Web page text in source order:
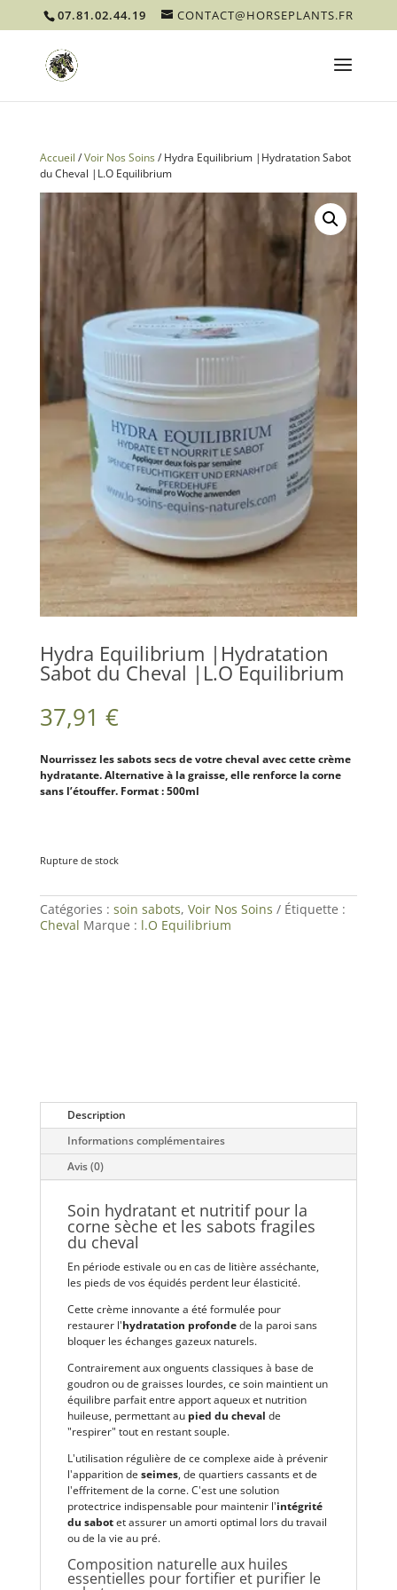
07.81.02.44.19 CONTACT@HORSEPLANTS.FR
Accueil /Voir Nos Soins/ Hydra Equilibrium |Hydratation Sabot
du Cheval |L.O Equilibrium
Hydra Equilibrium |Hydratation
Sabot du Cheval |L.O Equilibrium
37,91 €
Nourrissez les sabots secs de votre cheval avec cette crème
hydratante. Alternative à la graisse, elle renforce la corne
sans l’étouffer. Format : 500ml
Rupture de stock
Catégories : soin sabots, Voir Nos Soins
Étiquette :
Cheval Marque : l.O Equilibrium
Description
Informations complémentaires
Avis (0)
Soin hydratant et nutritif pour la
corne sèche et les sabots fragiles
du cheval
En période estivale ou en cas de litière asséchante,
les pieds de vos équidés perdent leur élasticité.
Cette crème innovante a été formulée pour
restaurer l'hydratation profondede la paroi sans
bloquer les échanges gazeux naturels.
Contrairement aux onguents classiques à base de
goudron ou de graisses lourdes, ce soin maintient un
équilibre parfait entre apport aqueux et nutrition
huileuse, permettant au pied du cheval de
"respirer" tout en restant souple.
L'utilisation régulière de ce complexe aide à prévenir
l'apparition de seimes, de quartiers cassants et de
l'effritement de la corne. C'est une solution
protectrice indispensable pour maintenir l'intégrité
du sabotet assurer un amorti optimal lors du travail
ou de la vie au pré.
Composition naturelle aux huiles
essentielles pour fortifier et purifier le